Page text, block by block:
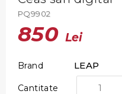
PQ9902
850 Lei
Brand LEAP
Cantitate